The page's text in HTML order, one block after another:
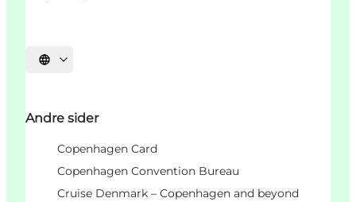
Select language
Andre sider
Copenhagen Card
Copenhagen Convention Bureau
Cruise Denmark – Copenhagen and beyond